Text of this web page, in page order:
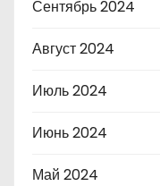
Сентябрь 2024
Август 2024
Июль 2024
Июнь 2024
Май 2024